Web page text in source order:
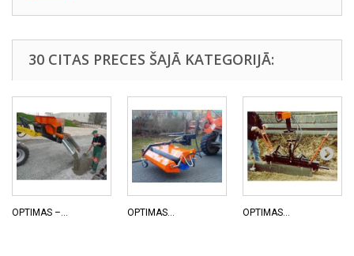
30 CITAS PRECES ŠAJĀ KATEGORIJĀ:
OPTIMAS –... OPTIMAS... OPTIMAS...